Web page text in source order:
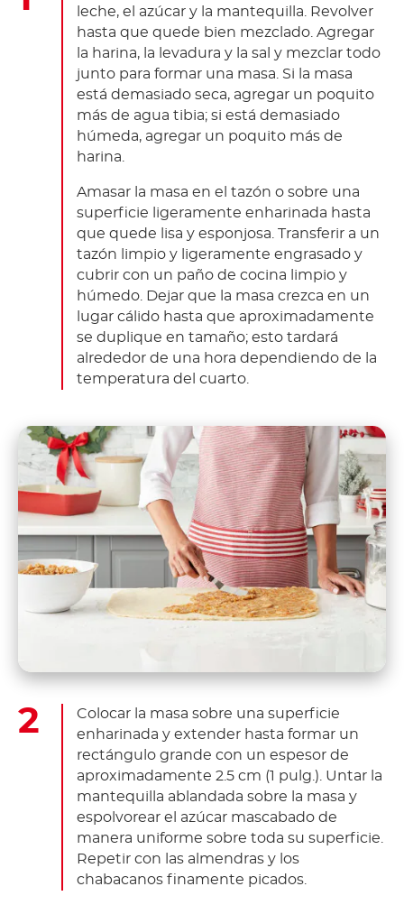
leche, el azúcar y la mantequilla. Revolver
hasta que quede bien mezclado. Agregar
la harina, la levadura y la sal y mezclar todo
junto para formar una masa. Si la masa
está demasiado seca, agregar un poquito
más de agua tibia; si está demasiado
húmeda, agregar un poquito más de
harina.
Amasar la masa en el tazón o sobre una
superficie ligeramente enharinada hasta
que quede lisa y esponjosa. Transferir a un
tazón limpio y ligeramente engrasado y
cubrir con un paño de cocina limpio y
húmedo. Dejar que la masa crezca en un
lugar cálido hasta que aproximadamente
se duplique en tamaño; esto tardará
alrededor de una hora dependiendo de la
temperatura del cuarto.
Colocar la masa sobre una superficie
enharinada y extender hasta formar un
rectángulo grande con un espesor de
aproximadamente 2.5 cm (1 pulg.). Untar la
mantequilla ablandada sobre la masa y
espolvorear el azúcar mascabado de
manera uniforme sobre toda su superficie.
Repetir con las almendras y los
chabacanos finamente picados.